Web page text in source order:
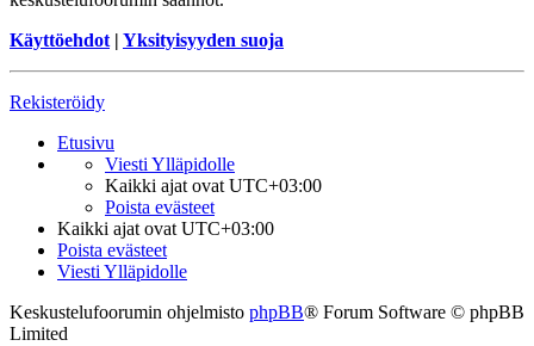
Käyttöehdot | Yksityisyyden suoja
Rekisteröidy
Etusivu
Viesti Ylläpidolle
Kaikki ajat ovat UTC+03:00
Poista evästeet
Kaikki ajat ovat UTC+03:00
Poista evästeet
Viesti Ylläpidolle
Keskustelufoorumin ohjelmisto phpBB® Forum Software © phpBB
Limited